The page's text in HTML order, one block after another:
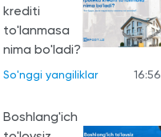
krediti
to'lanmasa
nima bo'ladi?
So'nggi yangiliklar 16:56
Boshlang'ich